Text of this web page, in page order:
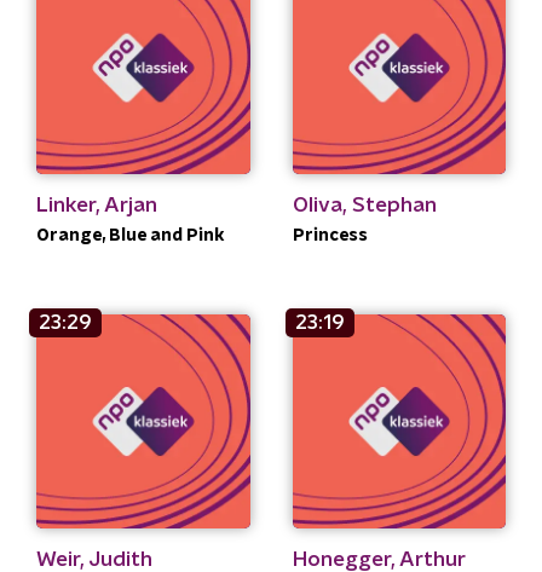
Linker, Arjan
Orange, Blue and Pink
Oliva, Stephan
Princess
23:29
Weir, Judith
23:19
Honegger, Arthur